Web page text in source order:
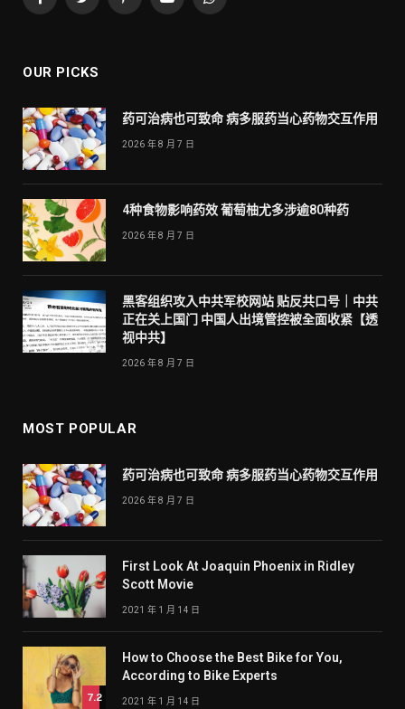
FacebookTwitterPinterestYouTubeWhatsApp
OUR PICKS
药可治病也可致命 病多服药当心药物交互作用
2026 年 8 月 7 日
4种食物影响药效 葡萄柚尤多涉逾80种药
2026 年 8 月 7 日
黑客组织攻入中共军校网站 贴反共口号｜中共
正在关上国门 中国人出境管控被全面收紧【透
视中共】
2026 年 8 月 7 日
MOST POPULAR
药可治病也可致命 病多服药当心药物交互作用
2026 年 8 月 7 日
First Look At Joaquin Phoenix in Ridley
Scott Movie
2021 年 1 月 14 日
7.2
How to Choose the Best Bike for You,
According to Bike Experts
2021 年 1 月 14 日